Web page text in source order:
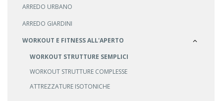
ARREDO URBANO
ARREDO GIARDINI
WORKOUT E FITNESS ALL'APERTO
WORKOUT STRUTTURE SEMPLICI
WORKOUT STRUTTURE COMPLESSE
ATTREZZATURE ISOTONICHE